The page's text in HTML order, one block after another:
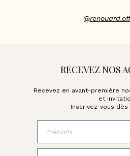
@
RECEVEZ NOS
Recevez en avant-première
et
Inscrivez-vous dès